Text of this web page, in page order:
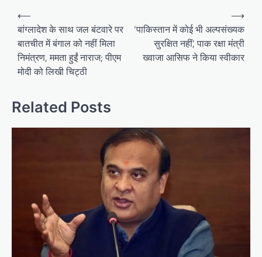
Post
navigation
⟵
बांग्लादेश के साथ जल बंटवारे पर
बातचीत में बंगाल को नहीं मिला
निमंत्रण, ममता हुईं नाराज; पीएम
मोदी को लिखी चिट्ठी
‘पाकिस्तान में कोई भी अल्पसंख्यक
सुरक्षित नहीं’, पाक रक्षा मंत्री
ख्वाजा आसिफ ने किया स्वीकार
⟶
Related Posts